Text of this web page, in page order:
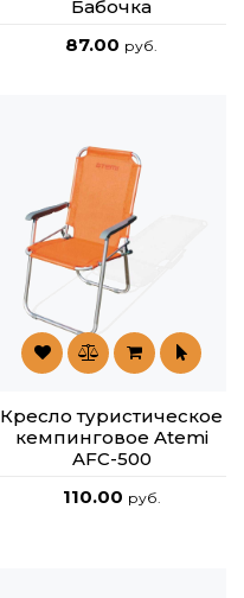
Бабочка
87.00 руб.
Кресло туристическое
кемпинговое Atemi
AFC-500
110.00 руб.